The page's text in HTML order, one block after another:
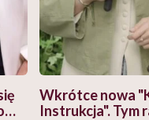
Wkrótce nowa
Instrukcja". Tym